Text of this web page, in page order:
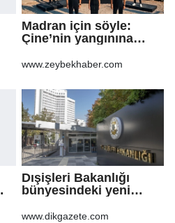
Madran için söyle:
Çine’nin yangınına
www.zeybekhaber.com
Dışişleri Bakanlığı
bünyesindeki yeni
Gazete'de
www.dikgazete.com